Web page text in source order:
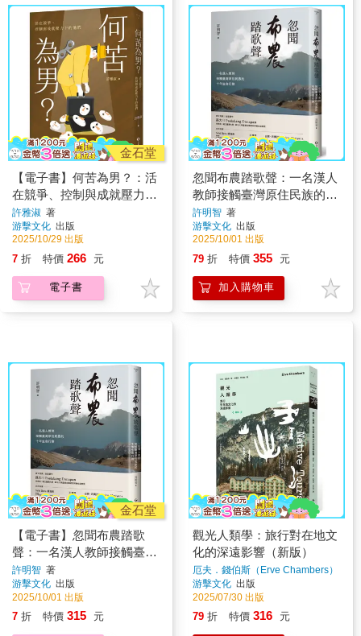
金石堂
【電子書】何苦為男？：活
在競爭、控制與成就壓力下
的他們
許雅淑 著
游擊文化 出版
2025/10/29 出版
7 折 特價 266 元
電子書
忽聞布農踏歌聲：一名漢人
教師接觸臺灣原住民族的十
年生命行旅
許明智 著
游擊文化 出版
2025/10/01 出版
79 折 特價 355 元
加入購物車
金石堂
【電子書】忽聞布農踏歌
聲：一名漢人教師接觸臺灣
原住民族的十年生命行旅
許明智 著
游擊文化 出版
2025/10/01 出版
7 折 特價 315 元
觀光人類學：旅行對在地文
化的深遠影響（新版）
厄夫．錢伯斯（Erve Chambers）
著
游擊文化 出版
2025/07/30 出版
79 折 特價 316 元